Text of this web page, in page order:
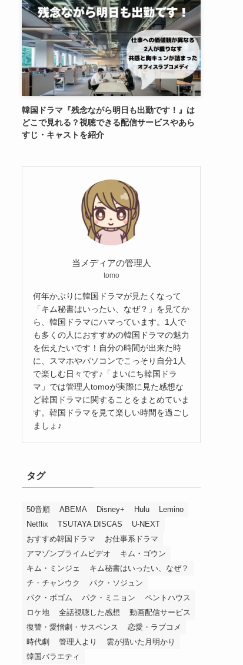
韓国ドラマ『残念ながら明日も出勤です！』は
どこで見れる？視聴できる配信サービスやあら
すじ・キャストを紹介
当メディアの管理人
tomo
何年かぶりに韓国ドラマが見たくなって
「キム秘書はいったい、なぜ？」を見てか
ら、韓国ドラマにハマっています。1人で
も多くの人におすすめの韓国ドラマの魅力
を伝えたいです！自分の時間が出来た時
に、スマホやパソコンでこっそり自分1人
で楽しむ日々です♪「まいにち韓国ドラ
マ」では管理人tomoが実際に見た感想な
ど韓国ドラマに関することをまとめていま
す。韓国ドラマを見て楽しい時間を過ごし
ましょ♪
タグ
50音順 ABEMA Disney+ Hulu
Lemino
Netflix
TSUTAYA DISCAS
U-NEXT
おすすめ韓国ドラマ
お仕事系ドラマ
アマゾンプライムビデオ
キム・ゴウン
キム・ミンジェ
キム秘書はいったい、なぜ？
チ・チャンウク
パク・ソジュン
パク・ボゴム
パク・ミニョン
ペントハウス
ロケ地
全話視聴した感想
動画配信サービス
復讐・愛憎劇・サスペンス
恋愛・ラブコメ
時代劇
管理人より
雲が描いた月明かり
韓国バラエティ